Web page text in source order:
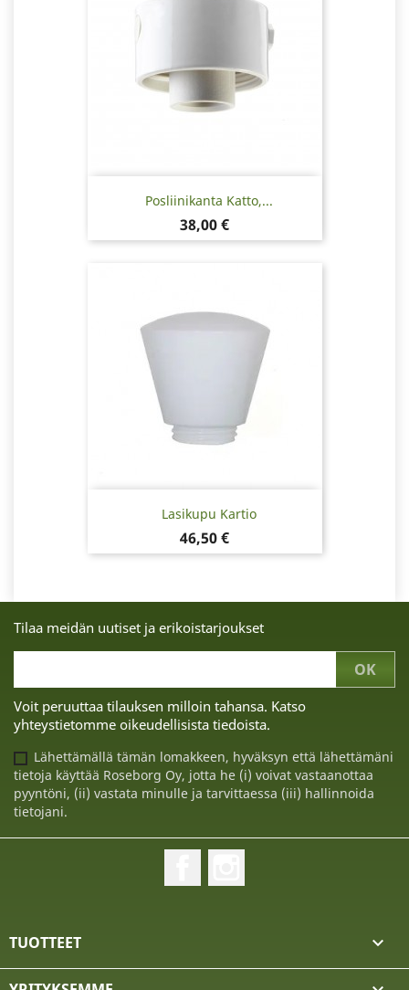
Posliinikanta Katto,...
Hinta
38,00 €
Lasikupu Kartio
Hinta
46,50 €
Tilaa meidän uutiset ja erikoistarjoukset
Voit peruuttaa tilauksen milloin tahansa. Katso
yhteystietomme oikeudellisista tiedoista.
Lähettämällä tämän lomakkeen, hyväksyn että lähettämäni
tietoja käyttää Roseborg Oy, jotta he (i) voivat vastaanottaa
pyyntöni, (ii) vastata minulle ja tarvittaessa (iii) hallinnoida
tietojani.
TUOTTEET 